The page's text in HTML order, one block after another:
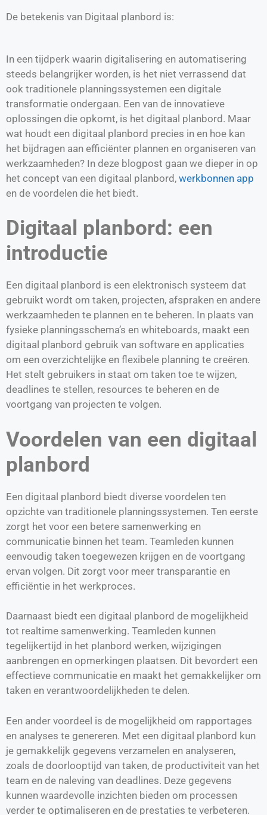
De betekenis van Digitaal planbord is:
In een tijdperk waarin digitalisering en automatisering
steeds belangrijker worden, is het niet verrassend dat
ook traditionele planningssystemen een digitale
transformatie ondergaan. Een van de innovatieve
oplossingen die opkomt, is het digitaal planbord. Maar
wat houdt een digitaal planbord precies in en hoe kan
het bijdragen aan efficiënter plannen en organiseren van
werkzaamheden? In deze blogpost gaan we dieper in op
het concept van een digitaal planbord, werkbonnen app
en de voordelen die het biedt.
Digitaal planbord: een
introductie
Een digitaal planbord is een elektronisch systeem dat
gebruikt wordt om taken, projecten, afspraken en andere
werkzaamheden te plannen en te beheren. In plaats van
fysieke planningsschema’s en whiteboards, maakt een
digitaal planbord gebruik van software en applicaties
om een overzichtelijke en flexibele planning te creëren.
Het stelt gebruikers in staat om taken toe te wijzen,
deadlines te stellen, resources te beheren en de
voortgang van projecten te volgen.
Voordelen van een digitaal
planbord
Een digitaal planbord biedt diverse voordelen ten
opzichte van traditionele planningssystemen. Ten eerste
zorgt het voor een betere samenwerking en
communicatie binnen het team. Teamleden kunnen
eenvoudig taken toegewezen krijgen en de voortgang
ervan volgen. Dit zorgt voor meer transparantie en
efficiëntie in het werkproces.
Daarnaast biedt een digitaal planbord de mogelijkheid
tot realtime samenwerking. Teamleden kunnen
tegelijkertijd in het planbord werken, wijzigingen
aanbrengen en opmerkingen plaatsen. Dit bevordert een
effectieve communicatie en maakt het gemakkelijker om
taken en verantwoordelijkheden te delen.
Een ander voordeel is de mogelijkheid om rapportages
en analyses te genereren. Met een digitaal planbord kun
je gemakkelijk gegevens verzamelen en analyseren,
zoals de doorlooptijd van taken, de productiviteit van het
team en de naleving van deadlines. Deze gegevens
kunnen waardevolle inzichten bieden om processen
verder te optimaliseren en de prestaties te verbeteren.